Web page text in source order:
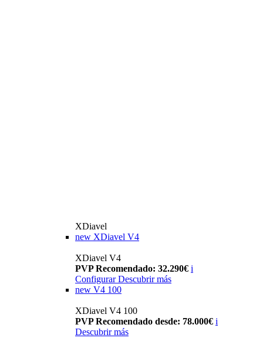
XDiavel
new XDiavel V4
XDiavel V4
PVP Recomendado: 32.290€ i
Configurar Descubrir más
new V4 100
XDiavel V4 100
PVP Recomendado desde: 78.000€ i
Descubrir más